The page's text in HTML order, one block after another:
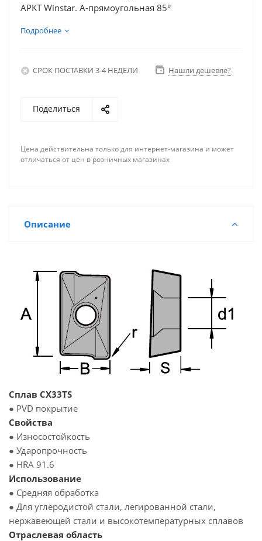
APKT Winstar. A-прямоугольная 85°
Подробнее
СРОК ПОСТАВКИ 3-4 НЕДЕЛИ Нашли дешевле?
Поделиться
Цена действительна только для интернет-магазина и может
отличаться от цен в розничных магазинах
Описание
Сплав CX33TS
● PVD покрытие
Свойства
● Износостойкость
● Ударопрочность
● HRA 91.6
Использование
● Средняя обработка
● Для углеродистой стали, легированной стали,
нержавеющей стали и высокотемпературных сплавов
Отраслевая область